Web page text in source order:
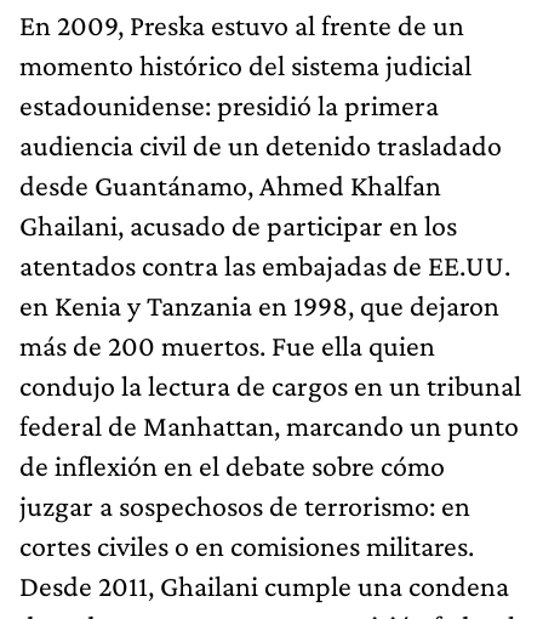
En 2009, Preska estuvo al frente de un
momento histórico del sistema judicial
estadounidense: presidió la primera
audiencia civil de un detenido trasladado
desde Guantánamo, Ahmed Khalfan
Ghailani, acusado de participar en los
atentados contra las embajadas de EE.UU.
en Kenia y Tanzania en 1998, que dejaron
más de 200 muertos. Fue ella quien
condujo la lectura de cargos en un tribunal
federal de Manhattan, marcando un punto
de inflexión en el debate sobre cómo
juzgar a sospechosos de terrorismo: en
cortes civiles o en comisiones militares.
Desde 2011, Ghailani cumple una condena